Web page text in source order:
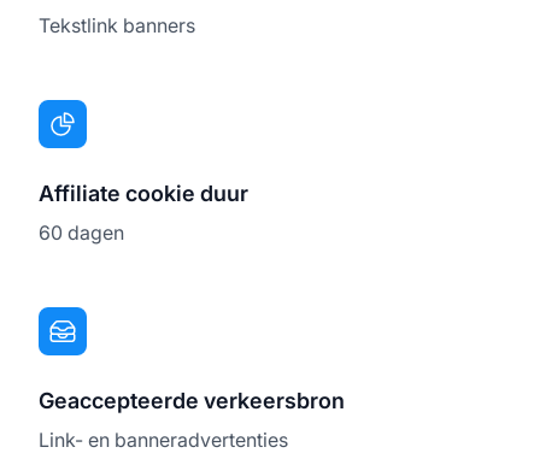
Tekstlink banners
Affiliate cookie duur
60 dagen
Geaccepteerde verkeersbron
Link- en banneradvertenties